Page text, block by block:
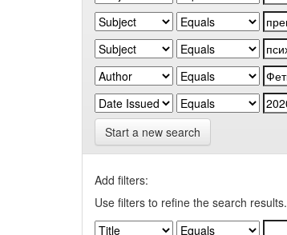
Start a new search
Add filters:
Use filters to refine the search results.